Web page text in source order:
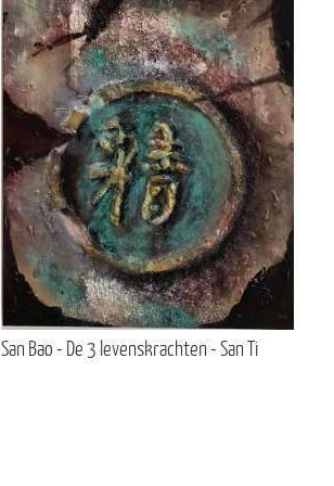
San Bao - De 3 levenskrachten - San Ti